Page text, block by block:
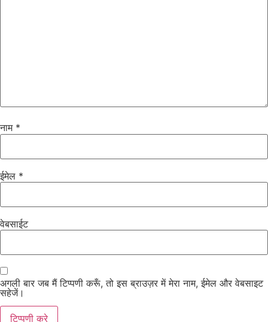
नाम *
ईमेल *
वेबसाईट
अगली बार जब मैं टिप्पणी करूँ, तो इस ब्राउज़र में मेरा नाम, ईमेल और वेबसाइट
सहेजें।